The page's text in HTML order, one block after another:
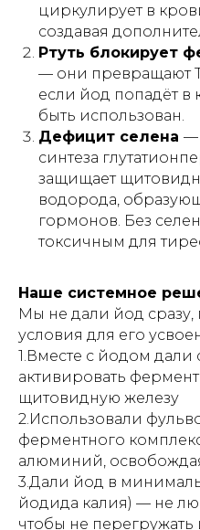
циркулирует в
создавая
Ртуть блокирует
— они превращают
если йод попадёт в
быть использован.
Дефицит селена —
синтеза
защищает
водорода,
гормонов. Без
токсичным для
Наше системное
Мы не дали йод сразу,
условия для его
1.Вместе с йодом дали
активировать
щитовидную железу
2.Использовали
ферментного
алюминий,
3.Дали йод в
йодида калия) — не
чтобы не